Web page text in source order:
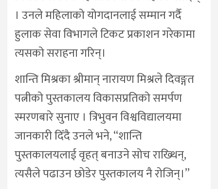
। उनले महिलाको योगदानलाई सम्मान गर्दै
हुलाक सेवा विभागले टिकट प्रकाशन गरेकामा
त्यसको सराहना गरिन्।
शान्ति मिश्रका श्रीमान् नारायण मिश्रले दिवङ्गत
पत्नीको पुस्तकालय विकासप्रतिको समर्पण
स्मरणबारे सुनाए । त्रिभुवन विश्वविद्यालयमा
जानकारी दिँदै उनले भने, “शान्ति
पुस्तकालयलाई वृहत् बनाउने सोच राख्थिन्,
त्यसैले पढाउन छोडेर पुस्तकालय नै रोजिन्।”